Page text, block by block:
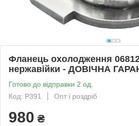
Фланець охолодження
нержавійки - ДОВІЧНА
Готово до відправки 2 од.
Код: Р391
Опт і роздріб
980 ₴